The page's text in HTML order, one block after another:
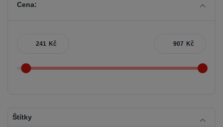
Cena:
Kč Kč
Štítky